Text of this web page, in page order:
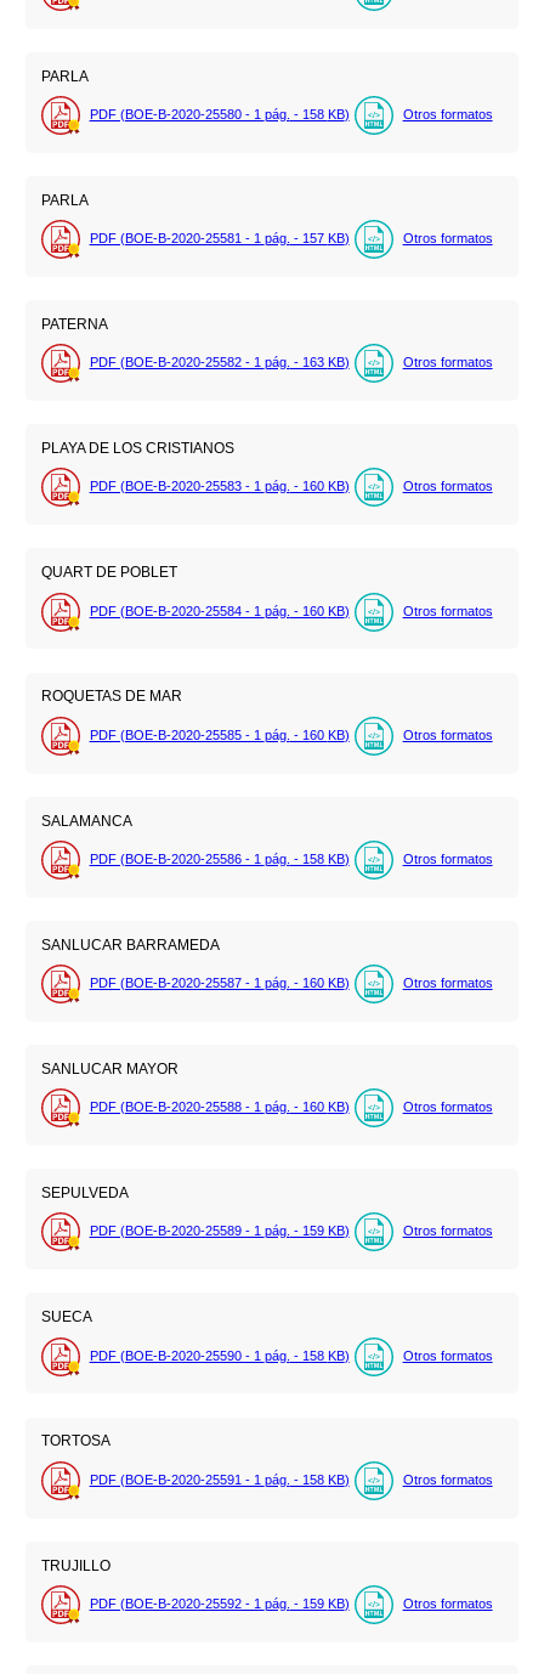
PARLA
PDF (BOE-B-2020-25580 - 1 pág. - 158 KB) Otros formatos
PARLA
PDF (BOE-B-2020-25581 - 1 pág. - 157 KB) Otros formatos
PATERNA
PDF (BOE-B-2020-25582 - 1 pág. - 163 KB) Otros formatos
PLAYA DE LOS CRISTIANOS
PDF (BOE-B-2020-25583 - 1 pág. - 160 KB) Otros formatos
QUART DE POBLET
PDF (BOE-B-2020-25584 - 1 pág. - 160 KB) Otros formatos
ROQUETAS DE MAR
PDF (BOE-B-2020-25585 - 1 pág. - 160 KB) Otros formatos
SALAMANCA
PDF (BOE-B-2020-25586 - 1 pág. - 158 KB) Otros formatos
SANLUCAR BARRAMEDA
PDF (BOE-B-2020-25587 - 1 pág. - 160 KB) Otros formatos
SANLUCAR MAYOR
PDF (BOE-B-2020-25588 - 1 pág. - 160 KB) Otros formatos
SEPULVEDA
PDF (BOE-B-2020-25589 - 1 pág. - 159 KB) Otros formatos
SUECA
PDF (BOE-B-2020-25590 - 1 pág. - 158 KB) Otros formatos
TORTOSA
PDF (BOE-B-2020-25591 - 1 pág. - 158 KB) Otros formatos
TRUJILLO
PDF (BOE-B-2020-25592 - 1 pág. - 159 KB) Otros formatos